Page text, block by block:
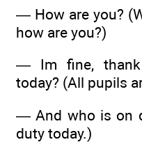
— How are you?
how are you?)
— Im fine,
today? (All pupils
— And who is on
duty today.)